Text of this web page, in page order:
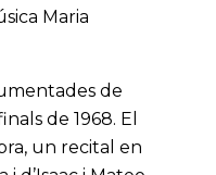
Maria
de
de 1968. El
un recital en